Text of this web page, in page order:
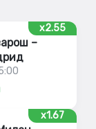
x2.55
–
x1.67